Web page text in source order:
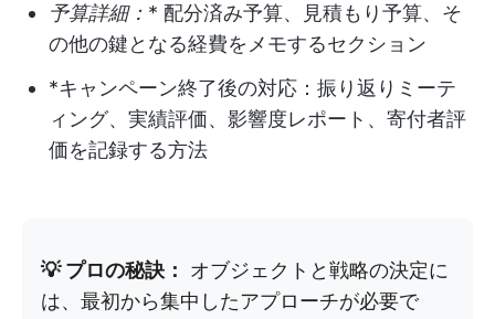
予算詳細： * 配分済み予算、見積もり予算、そ
の他の鍵となる経費をメモするセクション
*キャンペーン終了後の対応：振り返りミーテ
ィング、実績評価、影響度レポート、寄付者評
価を記録する方法
💡 プロの秘訣：
オブジェクトと戦略の決定に
は、最初から集中したアプローチが必要で